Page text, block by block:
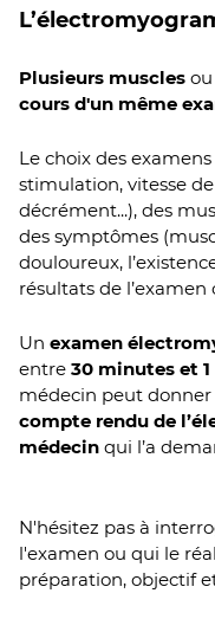
Plusieurs muscles ou
cours d'un même
Le choix des
stimulation, vitesse
décrément...), des
des symptômes
douloureux,
résultats de l’examen
Un examen
entre 30 minutes et 1
médecin peut
compte rendu de
médecin qui l’a
N'hésitez pas à
l'examen ou qui le
préparation, objectif